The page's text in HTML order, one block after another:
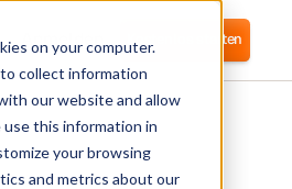
on your computer.
collect information
our website and allow
this information in
your browsing
and metrics about our
Anmelden Kostenlos starten